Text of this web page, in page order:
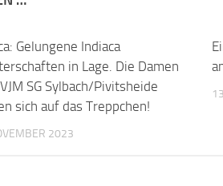
Gelungene Indiaca
in Lage. Die Damen
SG Sylbach/Pivitsheide
sich auf das Treppchen!
2023